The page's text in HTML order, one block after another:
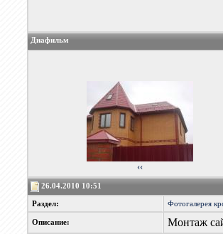
Диафильм
‹‹
26.04.2010 10:51
Раздел: Фотогалерея
Описание: Монтаж